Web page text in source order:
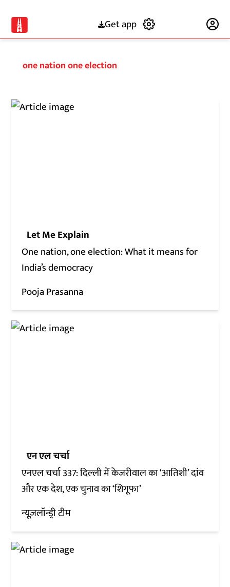
Get app
one nation one election
Let Me Explain
One nation, one election: What it means for
India’s democracy
Pooja Prasanna
एन एल चर्चा
एनएल चर्चा 337: दिल्ली में केजरीवाल का ‘आतिशी’ दांव
और एक देश, एक चुनाव का ‘शिगूफा’
न्यूज़लॉन्ड्री टीम